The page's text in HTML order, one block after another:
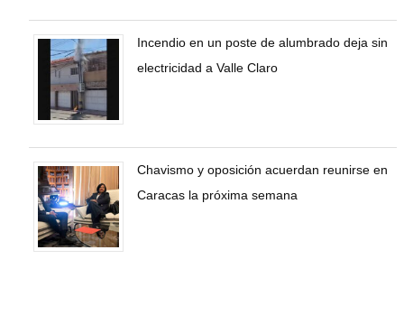
Incendio en un poste de alumbrado deja sin
electricidad a Valle Claro
Chavismo y oposición acuerdan reunirse en
Caracas la próxima semana